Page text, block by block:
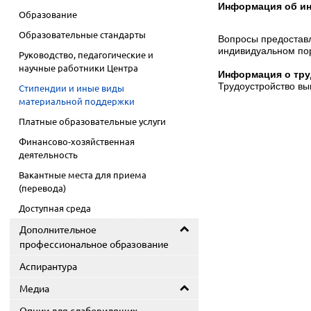
Образование
Образовательные стандарты
Руководство, педагогические и
научные работники Центра
Стипендии и иные виды
материальной поддержки
Платные образовательные услуги
Финансово-хозяйственная
деятельность
Вакантные места для приема
(перевода)
Доступная среда
Дополнительное
профессиональное образование
Аспирантура
Медиа
Информация об
Вопросы
индивидуальном
Информация о
Трудоустройство